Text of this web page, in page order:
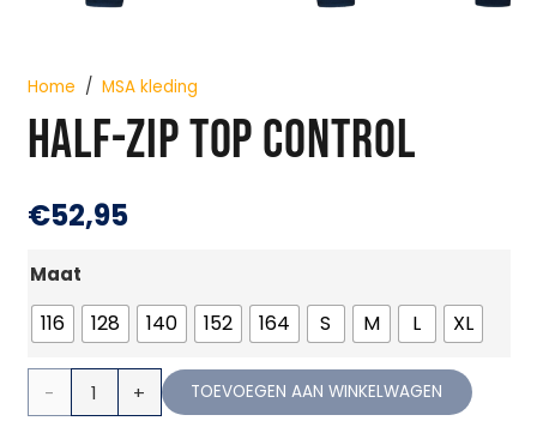
Home / MSA kleding
HALF-ZIP TOP CONTROL
€52,95
Maat
116 128 140 152 164 S M L XL
Half-
TOEVOEGEN AAN WINKELWAGEN